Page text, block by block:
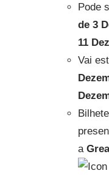
Pode
de 3
11
Vai
a